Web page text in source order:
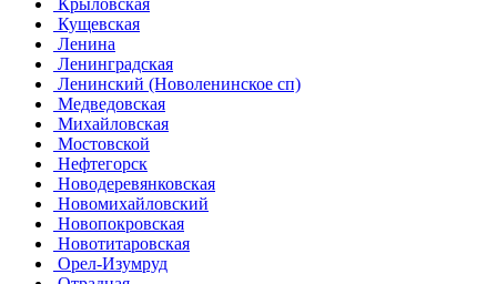
Крыловская
Кущевская
Ленина
Ленинградская
Ленинский (Новоленинское сп)
Медведовская
Михайловская
Мостовской
Нефтегорск
Новодеревянковская
Новомихайловский
Новопокровская
Новотитаровская
Орел-Изумруд